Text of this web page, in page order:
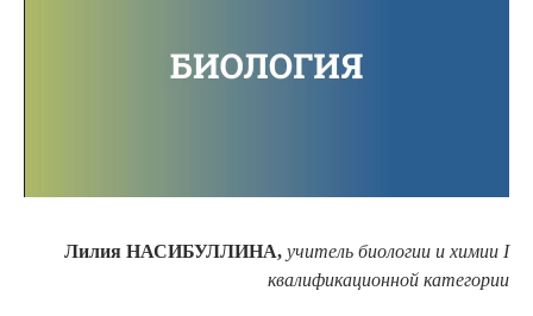
Лилия НАСИБУЛЛИНА, учитель биологии и химии I
квалификационной категории